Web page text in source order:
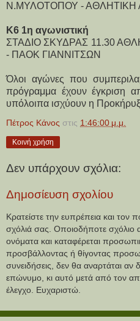
Ν.ΜΥΛΟΤΟΠΟΥ - ΑΘΛΗΤΙΚΗ
Κ6 1η αγωνιστική
ΣΤΑΔΙΟ ΣΚΥΔΡΑΣ 11.30
- ΠΑΟΚ ΓΙΑΝΝΙΤΣΩΝ
Όλοι αγώνες που
πρόγραμμα έχουν έγκριση
υπόλοιπα ισχύουν η
Πέτρος Κάνος στις 1:46:00 μ.μ.
Κοινή χρήση
Δεν υπάρχουν σχόλια:
Δημοσίευση σχολίου
Κρατείστε την ευπρέπεια και τον
σχόλιά σας. Οποιοδήποτε σχόλιο
ονόματα και καταφέρεται
προσβάλλοντας ή θίγοντας
συνειδήσεις, δεν θα αναρτάται αν
επώνυμο, κι αυτό μετά από τον
έλεγχο. Ευχαριστώ.